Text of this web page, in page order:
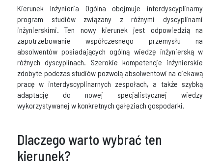
Kierunek Inżynieria Ogólna obejmuje interdyscyplinarny
program studiów związany z różnymi dyscyplinami
inżynierskimi. Ten nowy kierunek jest odpowiedzią na
zapotrzebowanie współczesnego przemysłu na
absolwentów posiadających ogólną wiedzę inżynierską w
różnych dyscyplinach. Szerokie kompetencje inżynierskie
zdobyte podczas studiów pozwolą absolwentowi na ciekawą
pracę w interdyscyplinarnych zespołach, a także szybką
adaptację do nowej specjalistycznej wiedzy
wykorzystywanej w konkretnych gałęziach gospodarki.
Dlaczego warto wybrać ten
kierunek?